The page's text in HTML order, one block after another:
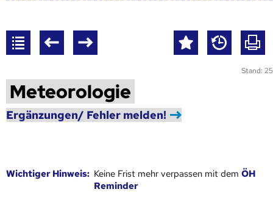
Stand:
Meteorologie
Ergänzungen/ Fehler melden!
Wich­ti­ger Hin­weis: Keine Frist mehr verpassen mit demÖH
Reminder